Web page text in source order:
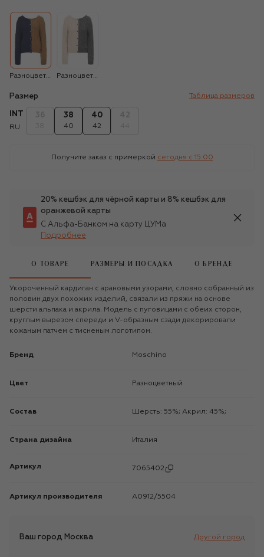
Разноцветный Разноцветный
Размер Таблица размеров
INT
RU
38
40
40
42
Получите заказ с примеркой сегодня c 15:00
20% кешбэк для чёрной карты и 8% кешбэк для
оранжевой карты
С Альфа-Банком на карту ЦУМа
Подробнее
О ТОВАРЕ РАЗМЕРЫ И ПОСАДКА О БРЕНДЕ
Укороченный кардиган с арановыми узорами, словно собранный из
половин двух похожих изделий, связали из пряжи на основе
шерсти альпака и акрила. Модель с пуговицами с обеих сторон,
круглым вырезом спереди и V-образным сзади декорировали
кожаным патчем с тисненым логотипом.
Бренд Moschino
Цвет Разноцветный
Состав Шерсть: 55%; Акрил: 45%;
Страна дизайна Италия
Артикул 7065402
Артикул производителя A0912/5504
Ваш город Москва Другой город